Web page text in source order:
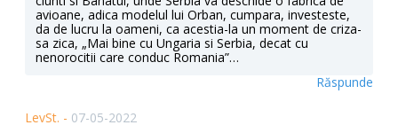
avioane, adica modelul lui Orban, cumpara, investeste,
da de lucru la oameni, ca acestia-la un moment de criza-
sa zica, „Mai bine cu Ungaria si Serbia, decat cu
nenorocitii care conduc Romania”…
Răspunde
LevSt. - 07-05-2022